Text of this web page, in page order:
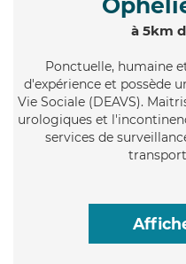
à 5km
Ponctuelle, humaine
d'expérience et possède
Vie Sociale (DEAVS).
urologiques et
services de